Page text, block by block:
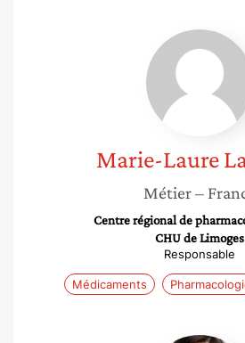
Marie-
Laure
Marie-Laure
Métier–
Centre régional de
CHU de Limoges
Responsable
Médicaments